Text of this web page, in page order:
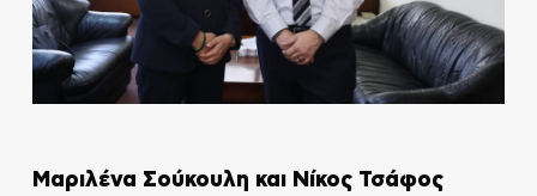
Μαριλένα Σούκουλη και Νίκος Τσάφος